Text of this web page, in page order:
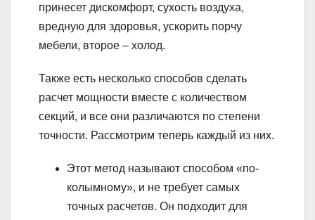
принесет дискомфорт, сухость воздуха,
вредную для здоровья, ускорить порчу
мебели, второе – холод.
Также есть несколько способов сделать
расчет мощности вместе с количеством
секций, и все они различаются по степени
точности. Рассмотрим теперь каждый из них.
Этот метод называют способом «по-
колымному», и не требует самых
точных расчетов. Он подходит для